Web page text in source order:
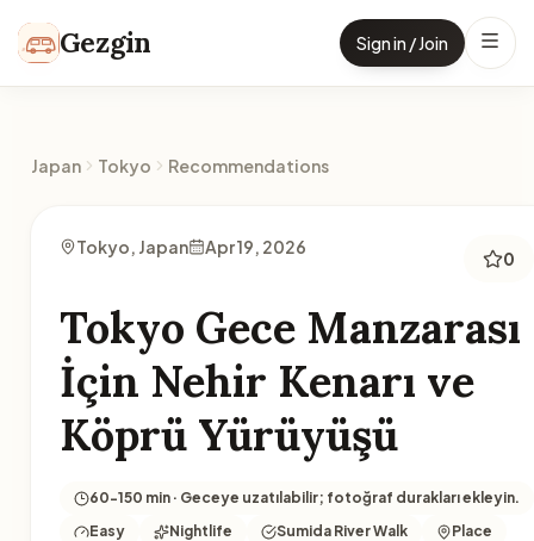
Gezgin Sign in / Join
Japan Tokyo Recommendations
Tokyo, Japan Apr 19, 2026
0
Tokyo Gece Manzarası
İçin Nehir Kenarı ve
Köprü Yürüyüşü
60-150 min · Geceye uzatılabilir; fotoğraf durakları ekleyin.
Easy
Nightlife Sumida River Walk Place